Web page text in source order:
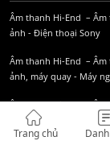
Âm thanh Hi-End – Âm
ảnh - Điện thoại Sony
Âm thanh Hi-End – Âm
ảnh, máy quay - Máy
Âm thanh Hi-End–Âm
ảnh, máy quay
Âm
Trang chủ